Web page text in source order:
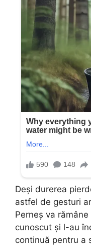
Deși durerea
astfel de gesturi
Perneș va
cunoscut și l-au
continuă pentru a